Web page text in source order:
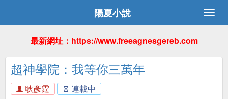
陽夏小說
最新網址：https://www.freeagnesgereb.com
超神學院：我等你三萬年
耿彥霆
連載中